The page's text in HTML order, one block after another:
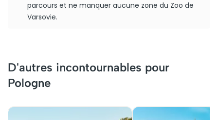
parcours et ne manquer aucune zone du Zoo de
Varsovie.
D'autres incontournables pour
Pologne